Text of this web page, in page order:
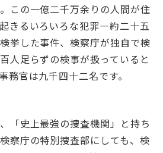
この一億二千万余りの人間が住
きるいろいろな犯罪―約二十五
挙した事件、検察庁が独自で検
人足らずの検事が扱っていると
務官は九千四十二名です。
「史上最強の捜査機関」と持ち
察庁の特別捜査部にしても、検